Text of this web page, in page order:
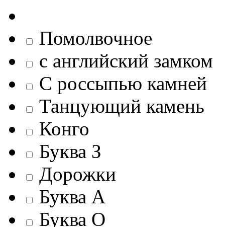
Помолвочное
c английский замком
С россыпью камней
Танцующий камень
Конго
Буква З
Дорожки
Буква А
Буква О